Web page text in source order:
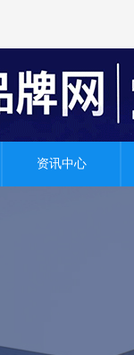
资讯中心